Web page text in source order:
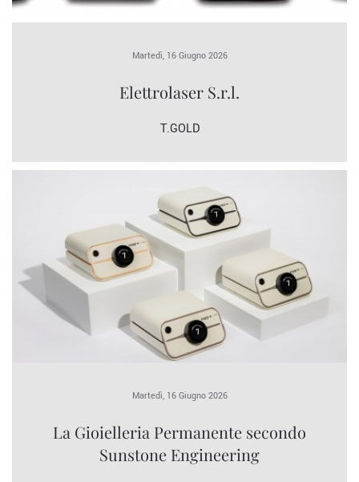
Martedì, 16 Giugno 2026
Elettrolaser S.r.l.
T.GOLD
Martedì, 16 Giugno 2026
La Gioielleria Permanente secondo
Sunstone Engineering